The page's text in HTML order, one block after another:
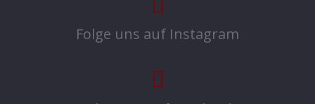
Folge uns auf Instagram